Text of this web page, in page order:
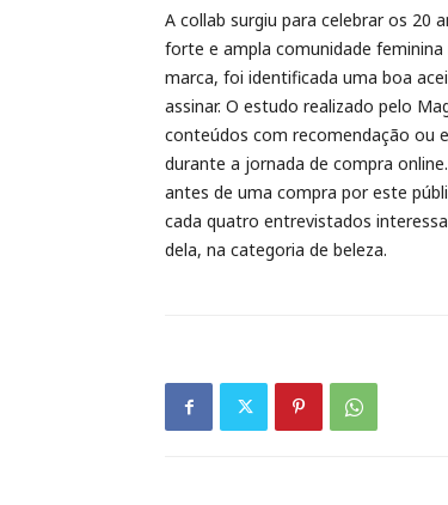
A collab surgiu para celebrar os 20
forte e ampla comunidade
marca, foi identificada uma boa
assinar. O estudo realizado pelo
conteúdos com recomendação ou
durante a jornada de compra
antes de uma compra por este
cada quatro entrevistados
dela, na categoria de beleza.